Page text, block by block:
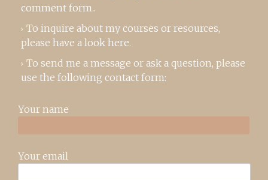
comment form..
To inquire about my courses or resources,
please have a look here.
To send me a message or ask a question, please
use the following contact form:
Your name
Your email